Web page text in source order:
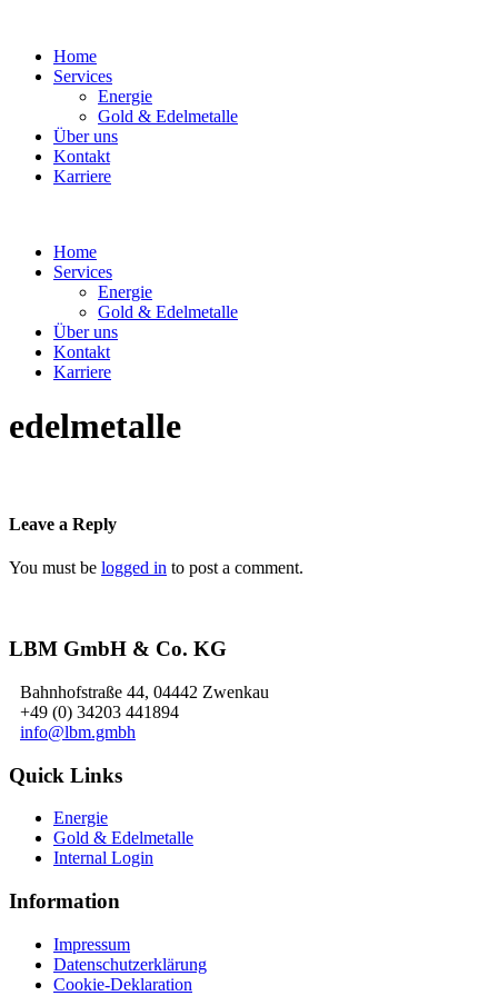
Home
Services
Energie
Gold & Edelmetalle
Über uns
Kontakt
Karriere
Home
Services
Energie
Gold & Edelmetalle
Über uns
Kontakt
Karriere
edelmetalle
Leave a Reply
You must be logged in to post a comment.
LBM GmbH & Co. KG
Bahnhofstraße 44, 04442 Zwenkau
+49 (0) 34203 441894
info@lbm.gmbh
Quick Links
Energie
Gold & Edelmetalle
Internal Login
Information
Impressum
Datenschutzerklärung
Cookie-Deklaration